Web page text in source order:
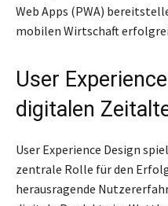
Web Apps (PWA)
mobilen Wirtschaft
User
digitalen
User Experience Design
zentrale Rolle für den
herausragende